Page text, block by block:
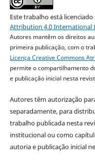
Este trabalho está
Attribution 4.0 International
Autores mantêm os direitos
primeira publicação, com o
Licença Creative Commons
permite o compartilhamento
e publicação inicial nesta
Autores têm autorização
separadamente, para
trabalho publicada nesta
institucional ou como
autoria e publicação inicial